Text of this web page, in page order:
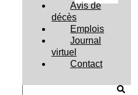
Avis de
décès
Emplois
Journal
virtuel
Contact